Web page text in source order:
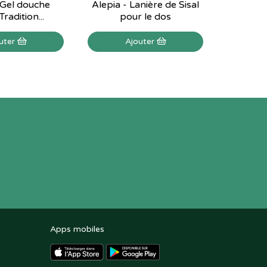
douche
Alepia - Lanière de Sisal
pour le dos
Ajouter
Apps mobiles